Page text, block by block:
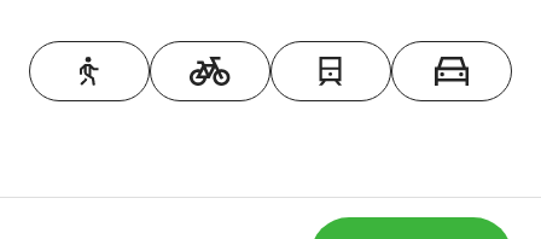
Toon op kaart